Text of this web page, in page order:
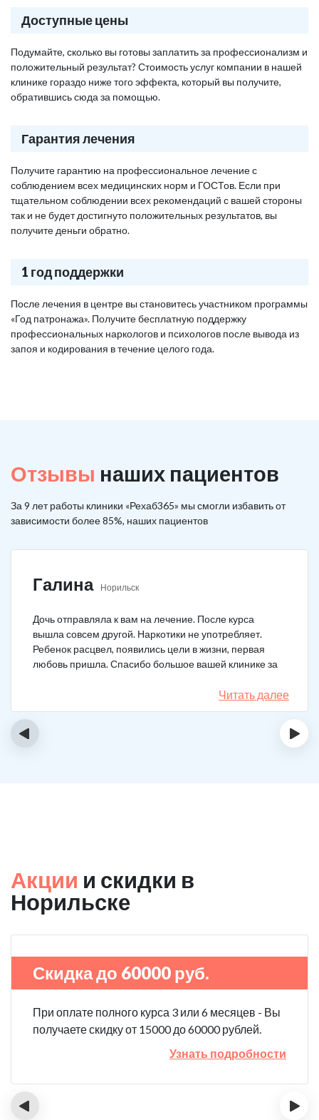
Доступные цены
Подумайте, сколько вы готовы заплатить за профессионализм и
положительный результат? Стоимость услуг компании в нашей
клинике гораздо ниже того эффекта, который вы получите,
обратившись сюда за помощью.
Гарантия лечения
Получите гарантию на профессиональное лечение с
соблюдением всех медицинских норм и ГОСТов. Если при
тщательном соблюдении всех рекомендаций с вашей стороны
так и не будет достигнуто положительных результатов, вы
получите деньги обратно.
1 год поддержки
После лечения в центре вы становитесь участником программы
«Год патронажа». Получите бесплатную поддержку
профессиональных наркологов и психологов после вывода из
запоя и кодирования в течение целого года.
Отзывы наших пациентов
За 9 лет работы клиники «Рехаб365» мы смогли избавить от
зависимости более 85%, наших пациентов
Галина Норильск
Дочь отправляла к вам на лечение. После курса
вышла совсем другой. Наркотики не употребляет.
Ребенок расцвел, появились цели в жизни, первая
любовь пришла. Спасибо большое вашей клинике за
Читать далее
‹ ›
Акции и скидки в
Норильске
Скидка до 60000 руб.
При оплате полного курса 3 или 6 месяцев - Вы
получаете скидку от 15000 до 60000 рублей.
Узнать подробности
‹ ›